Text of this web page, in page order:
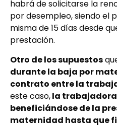
habrá de solicitarse la
por desempleo, siendo el
misma de 15 días desde
prestación.
Otro de los supuestos
durante la baja por
contrato entre la
este caso,la
beneficiándose de la
maternidad hasta que